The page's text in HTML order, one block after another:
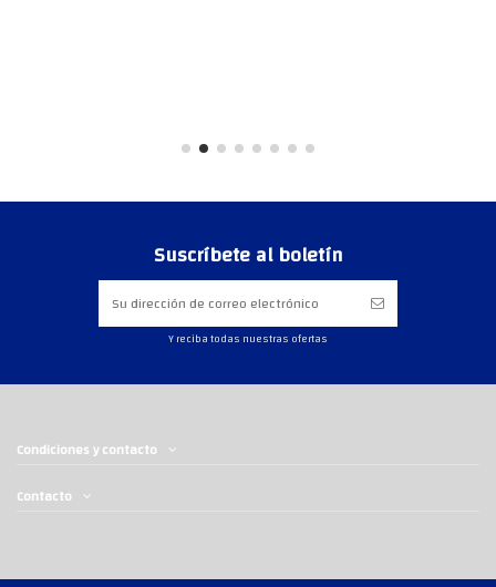
Suscríbete al boletín
Y reciba todas nuestras ofertas
Condiciones y contacto
Contacto